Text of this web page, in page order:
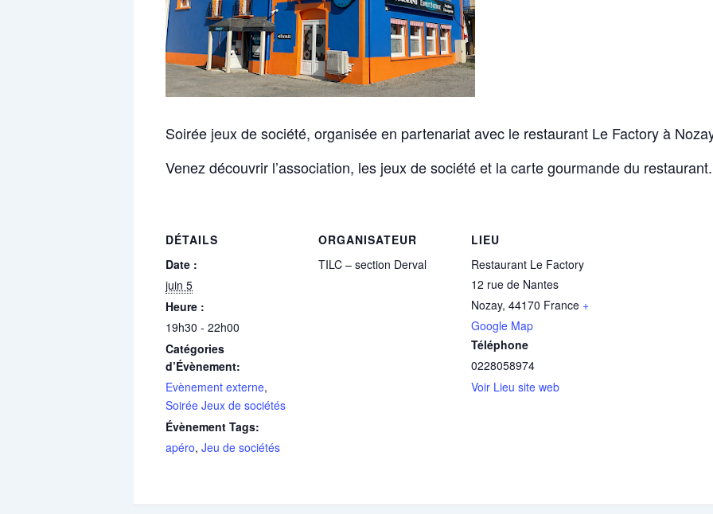
Soirée jeux de société, organisée en partenariat avec le restaurant Le Factory à
Venez découvrir l’association, les jeux de société et la carte gourmande du restaurant.
DÉTAILS
Date :
juin 5
Heure :
19h30 - 22h00
Catégories
d’Évènement:
Evènement externe,
Soirée Jeux de sociétés
Évènement Tags:
apéro, Jeu de sociétés
ORGANISATEUR
TILC – section Derval
LIEU
Restaurant Le Factory
12 rue de Nantes
Nozay, 44170 France +
Google Map
Téléphone
0228058974
Voir Lieu site web